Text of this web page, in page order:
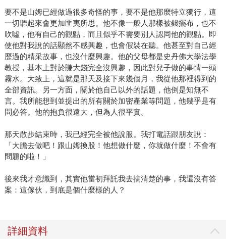
要不是山姆已經做過很多奇怪的事，要不是他那麼特立獨行，這
一切聽起來會更加匪夷所思。他不像一般人那樣被錢擺布，也不
吹噓，他有自己的觀點，而且似乎不需要別人認同他的觀點。即
使他對我說的話顯然不感興趣，也會假裝在聽。他甚至對自己經
歷過的精采故事，也沒什麼興趣。他的父母都是史丹佛大學法學
教授，基本上對於賺大錢完全沒興趣，因此對兒子做的事情一頭
霧水。大致上，這就是那天及接下來幾個月，我從他那裡得到的
全部資訊。另一方面，關於他自己以外的話題，他倒是知無不
言。我所能想到並提出的所有關於加密產業等問題，他幾乎是有
問必答。他的抱負很遠大，但為人很平實。
那天散步結束時，我已經完全被他說服。我打電話跟朋友說：
「大膽去做吧！跟山姆換股！他想做什麼，你就做什麼！不會有
問題的啦！」
後來我才意識到，其實他當初拜託我去搞清楚的事，我還沒有答
案：這傢伙，到底是個什麼樣的人？
詳細資料